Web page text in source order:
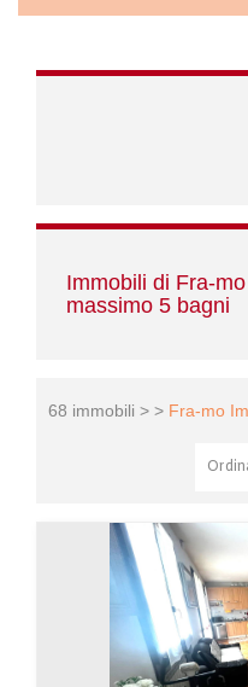
Immobili di Fra-
massimo 5 bagni
68 immobili > > Fra-mo